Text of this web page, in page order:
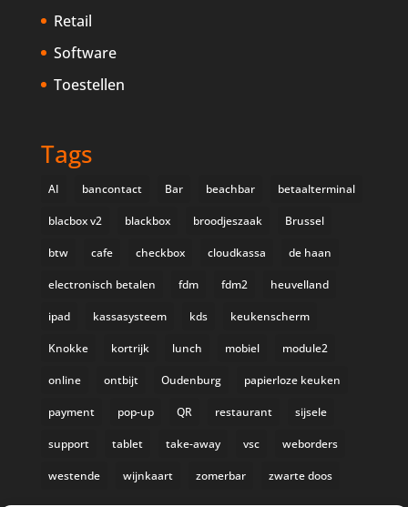
Retail
Software
Toestellen
Tags
AI bancontact Bar beachbar betaalterminal
blacbox v2 blackbox broodjeszaak Brussel
btw cafe checkbox cloudkassa de haan
electronisch betalen fdm fdm2 heuvelland
ipad kassasysteem kds keukenscherm
Knokke kortrijk lunch mobiel module2
online ontbijt Oudenburg papierloze keuken
payment pop-up QR restaurant sijsele
support tablet take-away vsc weborders
westende wijnkaart zomerbar zwarte doos